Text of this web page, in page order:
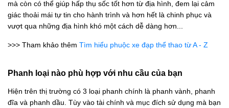
mà còn có thể giúp hấp thụ sốc tốt hơn từ địa hình, đem lại cảm
giác thoải mái tự tin cho hành trình và hơn hết là chinh phục và
vượt qua những địa hình khó một cách dễ dàng hơn...
>>> Tham khảo thêm Tìm hiểu phuộc xe đạp thể thao từ A - Z
Phanh loại nào phù hợp với nhu cầu của bạn
Hiện trên thị trường có 3 loại phanh chính là phanh vành, phanh
đĩa và phanh dầu. Tùy vào tài chính và mục đích sử dụng mà bạn